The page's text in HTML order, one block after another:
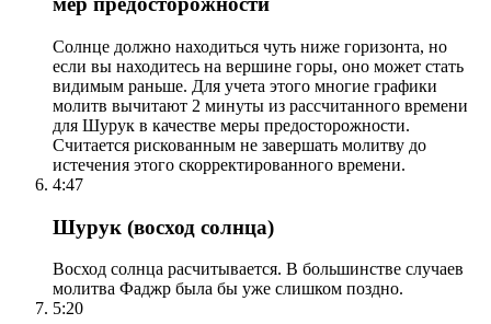
Солнце должно находиться чуть ниже горизонта, но
если вы находитесь на вершине горы, оно может стать
видимым раньше. Для учета этого многие графики
молитв вычитают 2 минуты из рассчитанного времени
для Шурук в качестве меры предосторожности.
Считается рискованным не завершать молитву до
истечения этого скорректированного времени.
4:47
Шурук (восход солнца)
Восход солнца расчитывается. В большинстве случаев
молитва Фаджр была бы уже слишком поздно.
5:20